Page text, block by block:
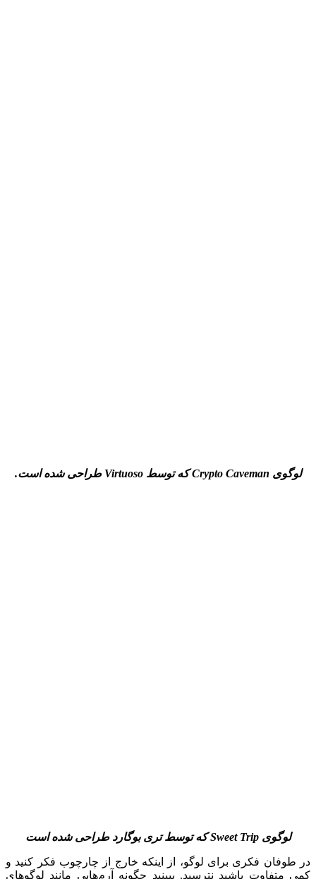
لوگوی که توسط Virtuoso طراحی شده است.
لوگویSweet Tripکه توسط تری بوگارد طراحی شده است
در طوفان فکری برای لوگو، از اینکه خارج از چارچوب فکر کنید و
کمی متفاوت باشید نترسید. ببینید چگونه آرم‌هایی مانند لوگوهای